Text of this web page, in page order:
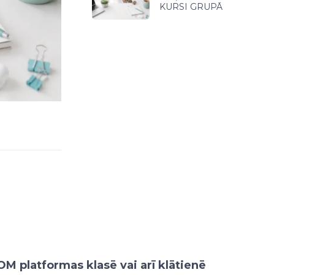
platformas klasē vai arī klātienē
KURSI GRUPĀ